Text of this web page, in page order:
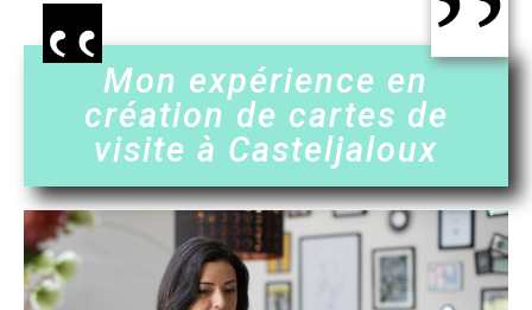
Mon expérience en
création de cartes de
visite à Casteljaloux